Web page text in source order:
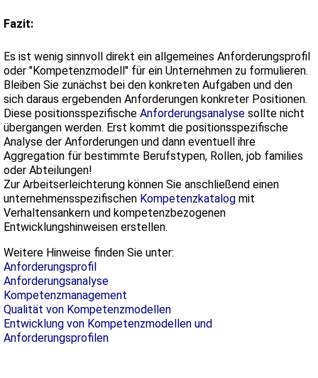
Fazit:
Es ist wenig sinnvoll direkt ein allgemeines Anforderungsprofil
oder "Kompetenzmodell" für ein Unternehmen zu formulieren.
Bleiben Sie zunächst bei den konkreten Aufgaben und den
sich daraus ergebenden Anforderungen konkreter Positionen.
Diese positionsspezifische Anforderungsanalyse sollte nicht
übergangen werden. Erst kommt die positionsspezifische
Analyse der Anforderungen und dann eventuell ihre
Aggregation für bestimmte Berufstypen, Rollen, job families
oder Abteilungen!
Zur Arbeitserleichterung können Sie anschließend einen
unternehmensspezifischen Kompetenzkatalog mit
Verhaltensankern und kompetenzbezogenen
Entwicklungshinweisen erstellen.
Weitere Hinweise finden Sie unter:
Anforderungsprofil
Anforderungsanalyse
Kompetenzmanagement
Qualität von Kompetenzmodellen
Entwicklung von Kompetenzmodellen und
Anforderungsprofilen